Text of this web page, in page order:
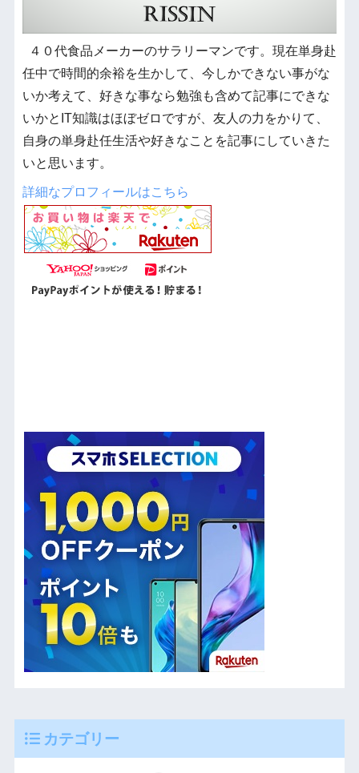
４０代食品メーカーのサラリーマンです。現在単身赴
任中で時間的余裕を生かして、今しかできない事がな
いか考えて、好きな事なら勉強も含めて記事にできな
いかとIT知識はほぼゼロですが、友人の力をかりて、
自身の単身赴任生活や好きなことを記事にしていきた
いと思います。
詳細なプロフィールはこちら
カテゴリー